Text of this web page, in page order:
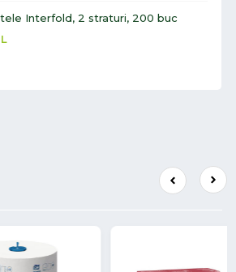
Interfold, 2 straturi, 200 buc